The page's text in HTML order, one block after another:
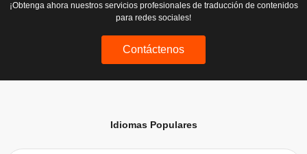
¡Obtenga ahora nuestros servicios profesionales de traducción de contenidos
para redes sociales!
Contáctenos
Idiomas Populares